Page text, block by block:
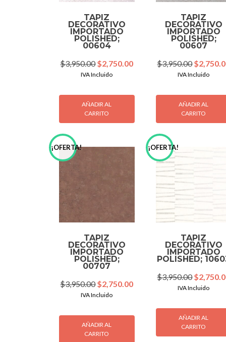
TAPIZ
DECORATIVO
IMPORTADO
POLISHED;
00604
$3,950.00Original
price
$3,950.00.
$2,750.00Current
$2,750.00.
IVA Incluido
AÑADIR AL
CARRITO
TAPIZ
DECORATIVO
IMPORTADO
POLISHED;
00607
$3,950.00Original
price
$
IVA Incluido
AÑADIR AL
CARRITO
¡OFERTA!
TAPIZ
DECORATIVO
IMPORTADO
POLISHED;
00707
$3,950.00Original
price
$3,950.00.
$2,750.00Current
$2,750.00.
IVA Incluido
AÑADIR AL
CARRITO
¡OFERTA!
TAPIZ
DECORATIVO
IMPORTADO
POLISHED;
$3,950.00Original
price
$
IVA Incluido
AÑADIR AL
CARRITO